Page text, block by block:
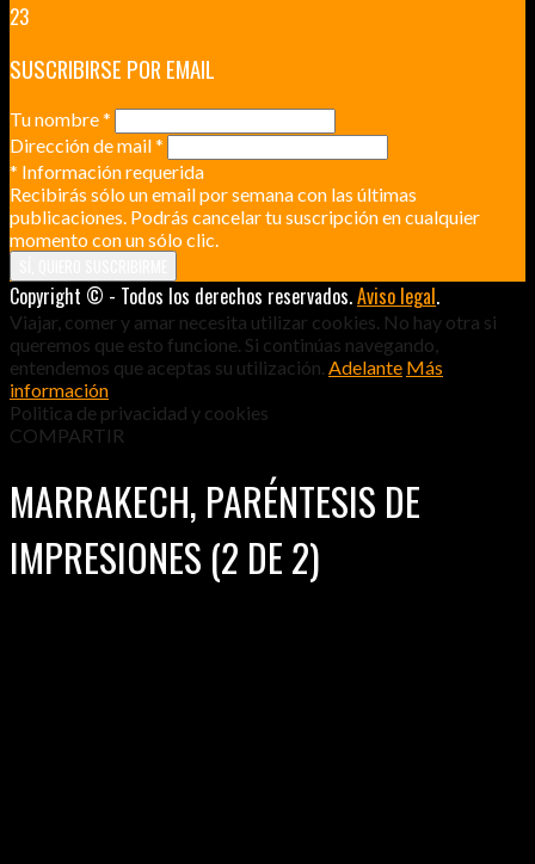
23
SUSCRIBIRSE POR EMAIL
Tu nombre*
Dirección de mail*
* Información requerida
Recibirás sólo un email por semana con las últimas
publicaciones. Podrás cancelar tu suscripción en cualquier
momento con un sólo clic.
Copyright © - Todos los derechos reservados.Aviso legal.
Viajar, comer y amar necesita utilizar cookies. No hay otra si
queremos que esto funcione. Si continúas navegando,
entendemos que aceptas su utilización. Adelante Más
información
Politica de privacidad y cookies
COMPARTIR
MARRAKECH, PARÉNTESIS DE
IMPRESIONES (2 DE 2)